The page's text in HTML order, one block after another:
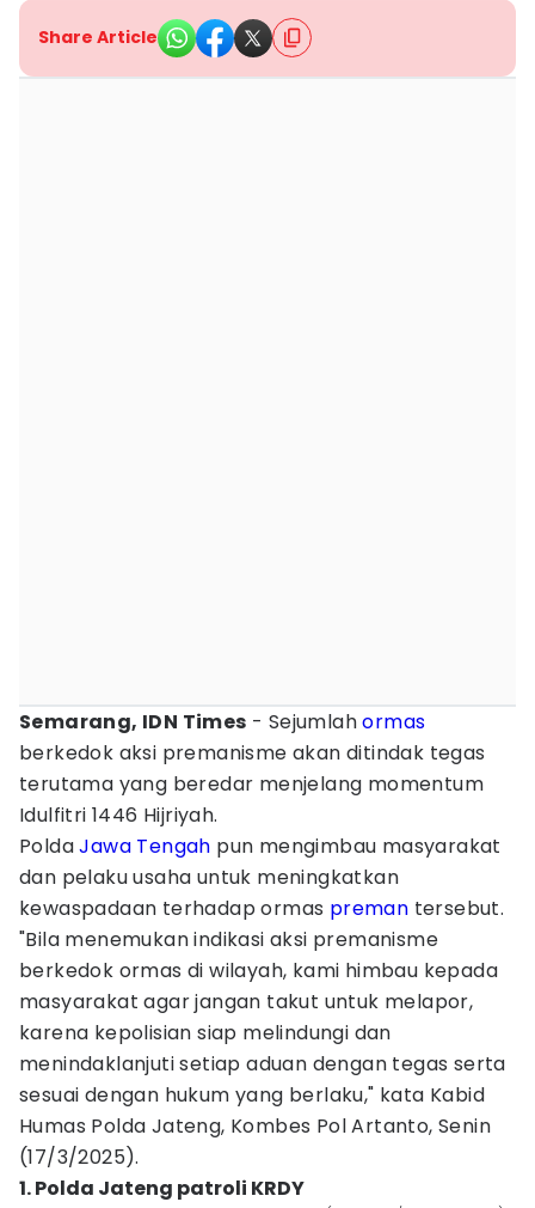
Share Article
Semarang, IDN Times - Sejumlahormas
berkedok aksi premanisme akan ditindak tegas
terutama yang beredar menjelang momentum
Idulfitri 1446 Hijriyah.
PoldaJawa Tengah pun mengimbau masyarakat
dan pelaku usaha untuk meningkatkan
kewaspadaan terhadap ormas preman tersebut.
"Bila menemukan indikasi aksi premanisme
berkedok ormas di wilayah, kami himbau kepada
masyarakat agar jangan takut untuk melapor,
karena kepolisian siap melindungi dan
menindaklanjuti setiap aduan dengan tegas serta
sesuai dengan hukum yang berlaku," kata Kabid
Humas Polda Jateng, Kombes Pol Artanto, Senin
(17/3/2025).
1. Polda Jateng patroli KRDY